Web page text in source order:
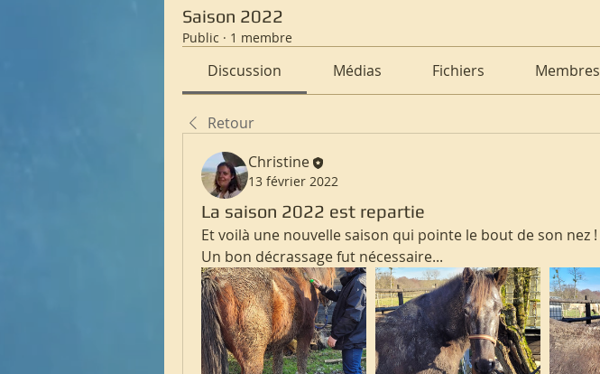
Saison 2022
Public · 1 membre
Discussion Médias Fichiers Membres
Retour
Christine
13 février 2022
La saison 2022 est repartie
Et voilà une nouvelle saison qui pointe le bout de son nez !
Un bon décrassage fut nécessaire...